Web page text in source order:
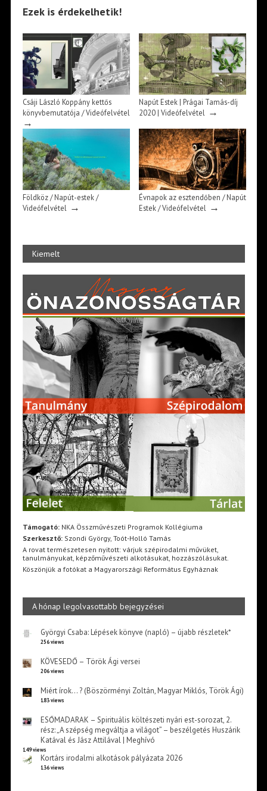
Ezek is érdekelhetik!
Csáji László Koppány kettős
könyvbemutatója / Videófelvétel
→
Napút Estek | Prágai Tamás-díj
2020 | Videófelvétel→
Földköz / Napút-estek /
Videófelvétel→
Évnapok az esztendőben / Napút
Estek / Videófelvétel→
Kiemelt
Támogató:NKA Összművészeti Programok Kollégiuma
Szerkesztő:Szondi György, Toót-Holló Tamás
A rovat természetesen nyitott: várjuk szépirodalmi művüket,
tanulmányukat, képzőművészeti alkotásukat, hozzászólásukat.
Köszönjük a fotókat a Magyarországi Református Egyháznak
A hónap legolvasottabb bejegyzései
Györgyi Csaba: Lépések könyve (napló) – újabb részletek*
256 views
KÖVESEDŐ – Török Ági versei
206 views
Miért írok… ? (Böszörményi Zoltán, Magyar Miklós, Török Ági)
183 views
ESŐMADARAK – Spirituális költészeti nyári est-sorozat, 2.
rész: „A szépség megváltja a világot” – beszélgetés Huszárik
Katával és Jász Attilával | Meghívó
149 views
Kortárs irodalmi alkotások pályázata 2026
136 views